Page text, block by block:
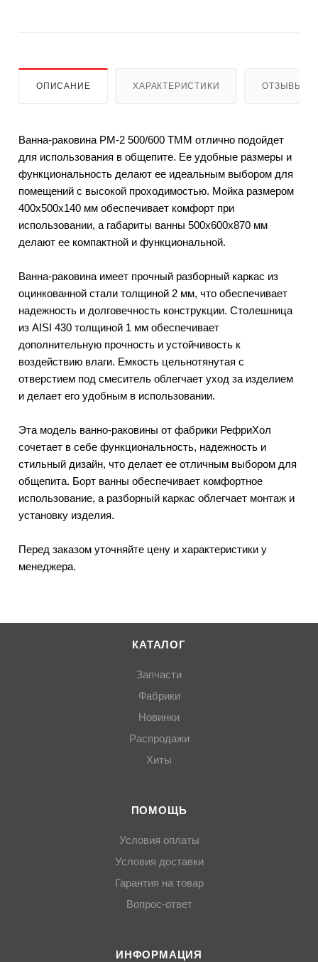
ОПИСАНИЕ ХАРАКТЕРИСТИКИ ОТЗЫВЫ
Ванна-раковина РМ-2 500/600 ТММ отлично подойдет
для использования в общепите. Ее удобные размеры и
функциональность делают ее идеальным выбором для
помещений с высокой проходимостью. Мойка размером
400х500х140 мм обеспечивает комфорт при
использовании, а габариты ванны 500х600х870 мм
делают ее компактной и функциональной.
Ванна-раковина имеет прочный разборный каркас из
оцинкованной стали толщиной 2 мм, что обеспечивает
надежность и долговечность конструкции. Столешница
из AISI 430 толщиной 1 мм обеспечивает
дополнительную прочность и устойчивость к
воздействию влаги. Емкость цельнотянутая с
отверстием под смеситель облегчает уход за изделием
и делает его удобным в использовании.
Эта модель ванно-раковины от фабрики РефриХол
сочетает в себе функциональность, надежность и
стильный дизайн, что делает ее отличным выбором для
общепита. Борт ванны обеспечивает комфортное
использование, а разборный каркас облегчает монтаж и
установку изделия.
Перед заказом уточняйте цену и характеристики у
менеджера.
КАТАЛОГ
Запчасти
Фабрики
Новинки
Распродажи
Хиты
ПОМОЩЬ
Условия оплаты
Условия доставки
Гарантия на товар
Вопрос-ответ
ИНФОРМАЦИЯ